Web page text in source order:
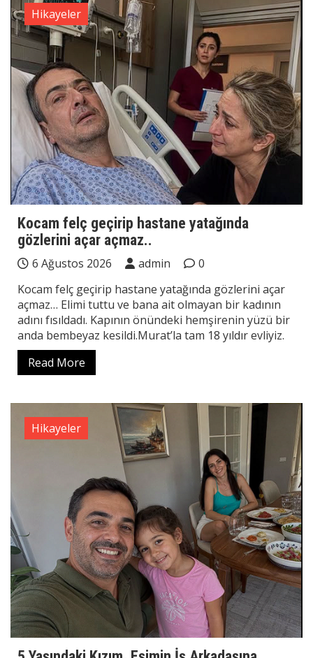
Hikayeler
Kocam felç geçirip hastane yatağında
gözlerini açar açmaz..
6 Ağustos 2026 admin
0
Kocam felç geçirip hastane yatağında gözlerini açar
açmaz… Elimi tuttu ve bana ait olmayan bir kadının
adını fısıldadı. Kapının önündeki hemşirenin yüzü bir
anda bembeyaz kesildi.Murat’la tam 18 yıldır evliyiz.
Read More
Hikayeler